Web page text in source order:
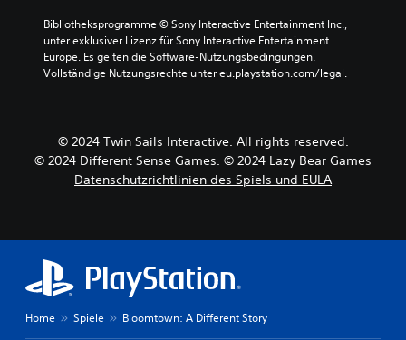
Bibliotheksprogramme © Sony Interactive Entertainment Inc.,
unter exklusiver Lizenz für Sony Interactive Entertainment
Europe. Es gelten die Software-Nutzungsbedingungen.
Vollständige Nutzungsrechte unter eu.playstation.com/legal.
© 2024 Twin Sails Interactive. All rights reserved.
© 2024 Different Sense Games. © 2024 Lazy Bear Games
Datenschutzrichtlinien des Spiels und EULA
Home Spiele Bloomtown: A Different Story